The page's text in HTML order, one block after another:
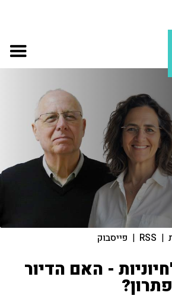
|
RSS
| פייסבוק
- האם הדיור